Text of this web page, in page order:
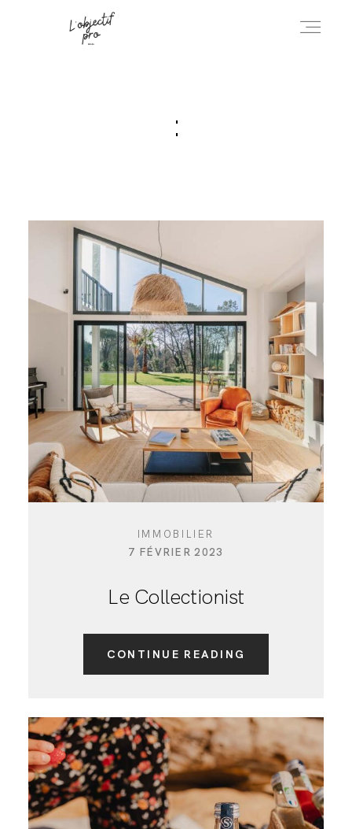
:
IMMOBILIER
7 FÉVRIER 2023
Le Collectionist
CONTINUE READING
ENTREPRISE
BLOG
CONTACT
PARTICULIERS